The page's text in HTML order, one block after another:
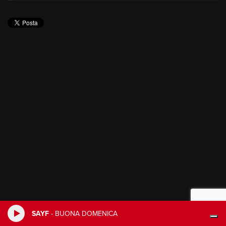
SAYF - BUONA DOMENICA